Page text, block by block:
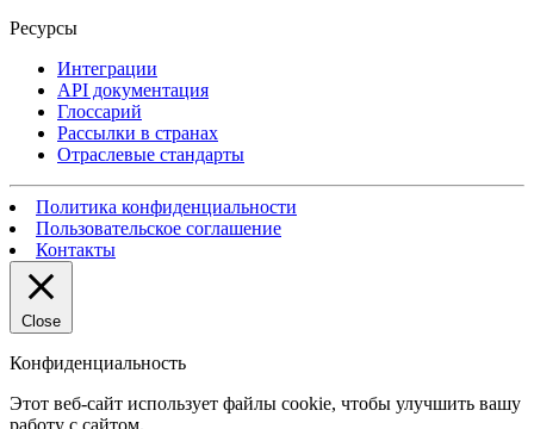
Ресурсы
Интеграции
API документация
Глоссарий
Рассылки в странах
Отраслевые стандарты
Политика конфиденциальности
Пользовательское соглашение
Контакты
Close
Конфиденциальность
Этот веб-сайт использует файлы cookie, чтобы улучшить вашу